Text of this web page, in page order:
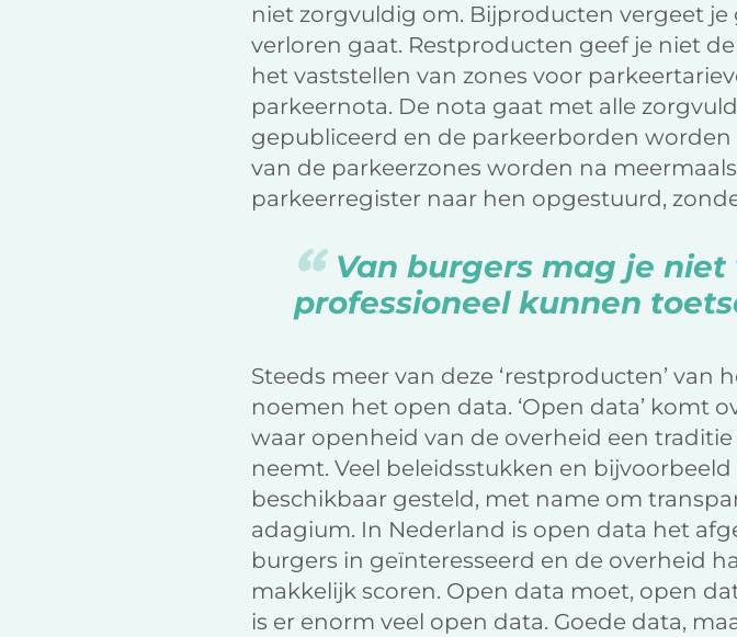
niet zorgvuldig om. Bijproducten vergeet
verloren gaat. Restproducten geef je niet
het vaststellen van zones voor
parkeernota. De nota gaat met alle
gepubliceerd en de parkeerborden worden
van de parkeerzones worden na
parkeerregister naar hen opgestuurd,
Van burgers mag je
professioneel kunnen
Steeds meer van deze ‘restproducten’
noemen het open data. ‘Open data’ komt
waar openheid van de overheid een
neemt. Veel beleidsstukken en
beschikbaar gesteld, met name om
adagium. In Nederland is open data het
burgers in geïnteresseerd en de overheid
makkelijk scoren. Open data moet, open
is er enorm veel open data. Goede data,